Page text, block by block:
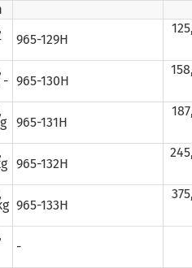
965-129H
- 965-130H
965-131H
965-132H
965-133H
-